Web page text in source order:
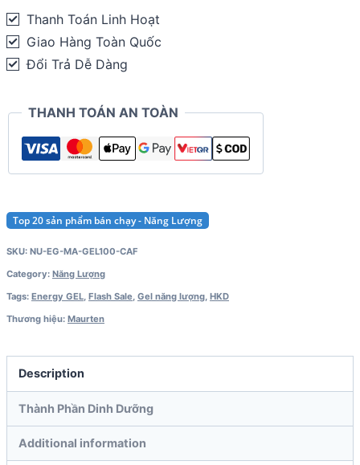
Thanh Toán Linh Hoạt
Giao Hàng Toàn Quốc
Đổi Trả Dễ Dàng
THANH TOÁN AN TOÀN
Top 20 sản phẩm bán chạy - Năng Lượng
SKU: NU-EG-MA-GEL100-CAF
Category: Năng Lượng
Tags: Energy GEL, Flash Sale, Gel năng lượng, HKD
Thương hiệu: Maurten
Description
Thành Phần Dinh Dưỡng
Additional information